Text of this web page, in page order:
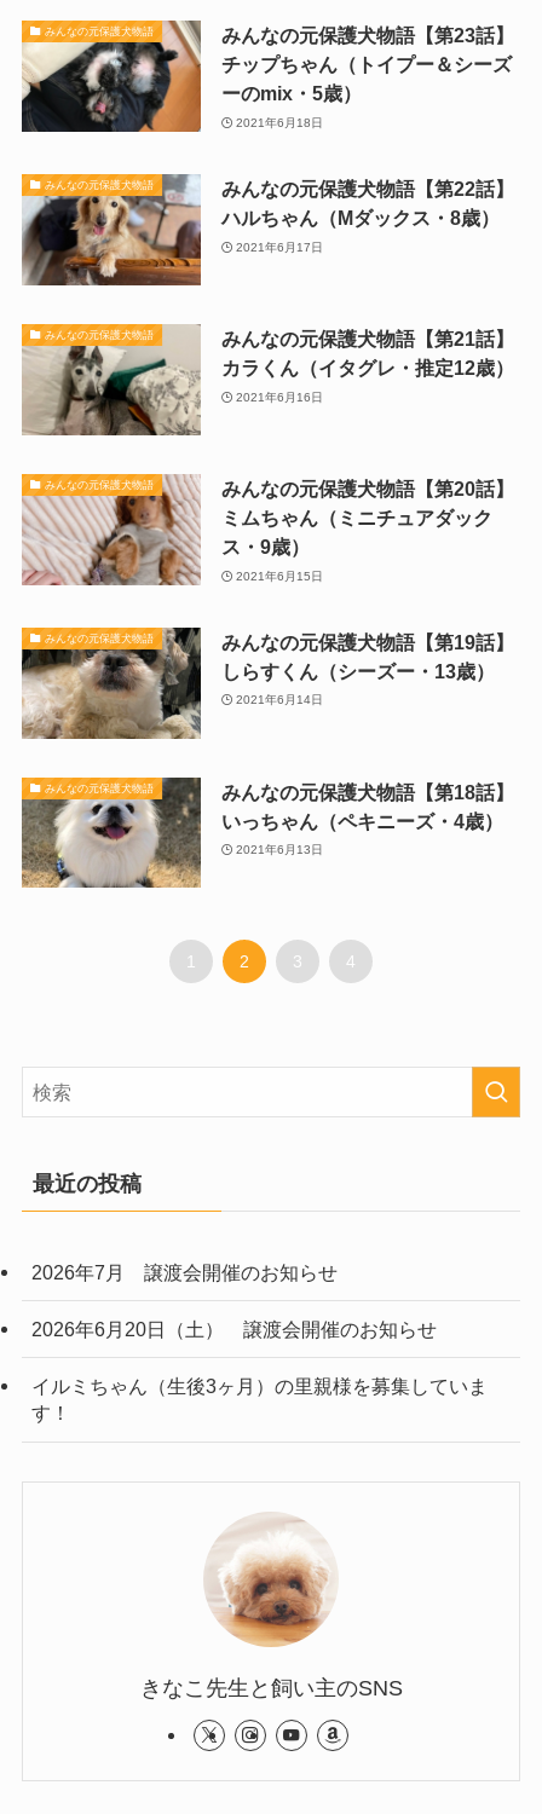
みんなの元保護犬物語
みんなの元保護犬物語【第23話】
チップちゃん（トイプー＆シーズ
ーのmix・5歳）
2021年6月18日
みんなの元保護犬物語
みんなの元保護犬物語【第22話】
ハルちゃん（Mダックス・8歳）
2021年6月17日
みんなの元保護犬物語
みんなの元保護犬物語【第21話】
カラくん（イタグレ・推定12歳）
2021年6月16日
みんなの元保護犬物語
みんなの元保護犬物語【第20話】
ミムちゃん（ミニチュアダック
ス・9歳）
2021年6月15日
みんなの元保護犬物語
みんなの元保護犬物語【第19話】
しらすくん（シーズー・13歳）
2021年6月14日
みんなの元保護犬物語
みんなの元保護犬物語【第18話】
いっちゃん（ペキニーズ・4歳）
2021年6月13日
1 2 3 4
最近の投稿
2026年7月 譲渡会開催のお知らせ
2026年6月20日（土） 譲渡会開催のお知らせ
イルミちゃん（生後3ヶ月）の里親様を募集していま
す！
きなこ先生と飼い主のSNS